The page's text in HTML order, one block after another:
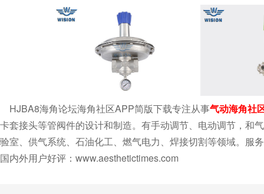
HJBA8海角论坛海角社区APP简版下载专注从事气动海角社
卡套接头等管阀件的设计和制造。有手动调节、电动调节
验室、供气系统、石油化工、燃气电力、焊接切割等领域。
国内外用户好评：www.aesthetictimes.com